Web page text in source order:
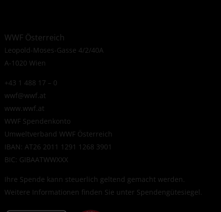
WWF Österreich
Leopold-Moses-Gasse 4/2/40A
A-1020 Wien
+43 1 488 17 – 0
wwf@wwf.at
www.wwf.at
WWF Spendenkonto
Umweltverband WWF Österreich
IBAN: AT26 2011 1291 1268 3901
BIC: GIBAATWWXXX
Ihre Spende kann steuerlich geltend gemacht werden.
Weitere Informationen finden Sie unter Spendengütesiegel.